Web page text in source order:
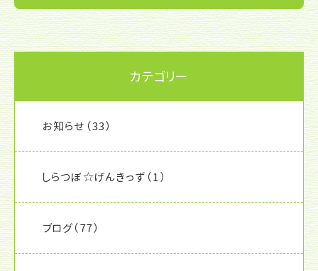
カテゴリー
お知らせ （33）
しらつぼ☆げんきっず （1）
ブログ（77）